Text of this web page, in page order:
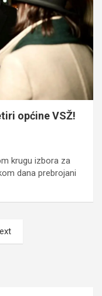
općine VSŽ!
krugu izbora za
dana prebrojani